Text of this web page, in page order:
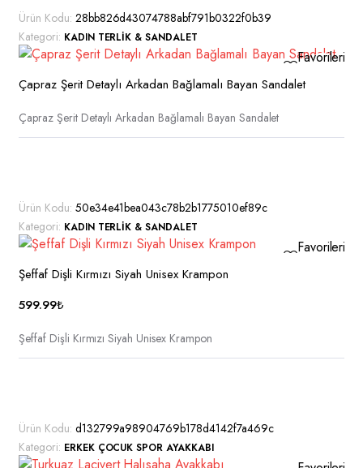
birden
fazla
varyasyonu
var.
Seçenekler
sayfasından
seçilebilir
Ürün Kodu: 28bb826d43074788abf791b0322f0b39
Kategori: KADIN TERLIK & SANDALET
Favorilerime
Çapraz Şerit Detaylı Arkadan Bağlamalı Bayan Sandalet
Çapraz Şerit Detaylı Arkadan Bağlamalı Bayan Sandalet
Ürün Kodu: 50e34e41bea043c78b2b1775010ef89c
Kategori: KADIN TERLIK & SANDALET
Favorilerime
Şeffaf Dişli Kırmızı Siyah Unisex Krampon
599.99₺
Şeffaf Dişli Kırmızı Siyah Unisex Krampon
birden
fazla
varyasyonu
Ürün Kodu: d132799a98904769b178d4142f7a469c
Kategori: ERKEK ÇOCUK SPOR AYAKKABI